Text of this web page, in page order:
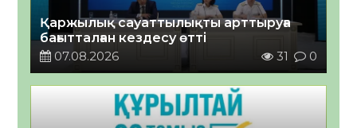
Қаржылық сауаттылықты арттыруға
бағытталған кездесу өтті
07.08.2026
31 0